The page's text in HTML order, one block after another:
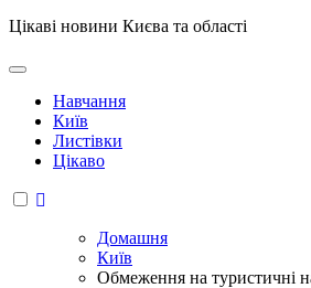
Цікаві новини Києва та області
Навчання
Київ
Листівки
Цікаво
Домашня
Київ
Обмеження на туристичні